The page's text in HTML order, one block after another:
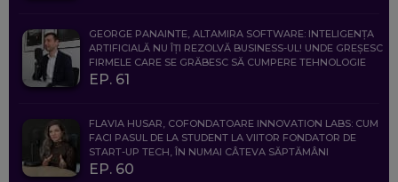
GEORGE PANAINTE, ALTAMIRA SOFTWARE: INTELIGENȚA
ARTIFICIALĂ NU ÎȚI REZOLVĂ BUSINESS-UL! UNDE GREȘESC
FIRMELE CARE SE GRĂBESC SĂ CUMPERE TEHNOLOGIE
EP. 61
FLAVIA HUSAR, COFONDATOARE INNOVATION LABS: CUM
FACI PASUL DE LA STUDENT LA VIITOR FONDATOR DE
START-UP TECH, ÎN NUMAI CÂTEVA SĂPTĂMÂNI
EP. 60